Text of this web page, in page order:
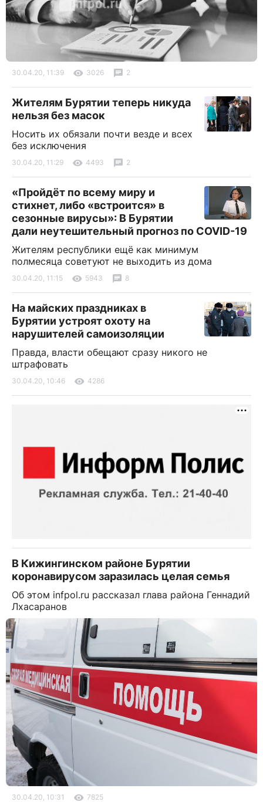
30.04.20, 11:39 3026 2
Жителям Бурятии теперь никуда
нельзя без масок
Носить их обязали почти везде и всех
без исключения
30.04.20, 11:29 4493 2
«Пройдёт по всему миру и
стихнет, либо «встроится» в
сезонные вирусы»: В Бурятии
дали неутешительный прогноз по COVID-19
Жителям республики ещё как минимум
полмесяца советуют не выходить из дома
30.04.20, 11:15 5943 8
На майских праздниках в
Бурятии устроят охоту на
нарушителей самоизоляции
Правда, власти обещают сразу никого не
штрафовать
30.04.20, 10:46 4286
В Кижингинском районе Бурятии
коронавирусом заразилась целая семья
Об этом infpol.ru рассказал глава района Геннадий
Лхасаранов
30.04.20, 10:31 7825